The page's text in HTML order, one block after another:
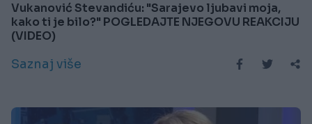
Vukanović Stevandiću: "Sarajevo ljubavi moja,
kako ti je bilo?" POGLEDAJTE NJEGOVU REAKCIJU
(VIDEO)
Saznaj više